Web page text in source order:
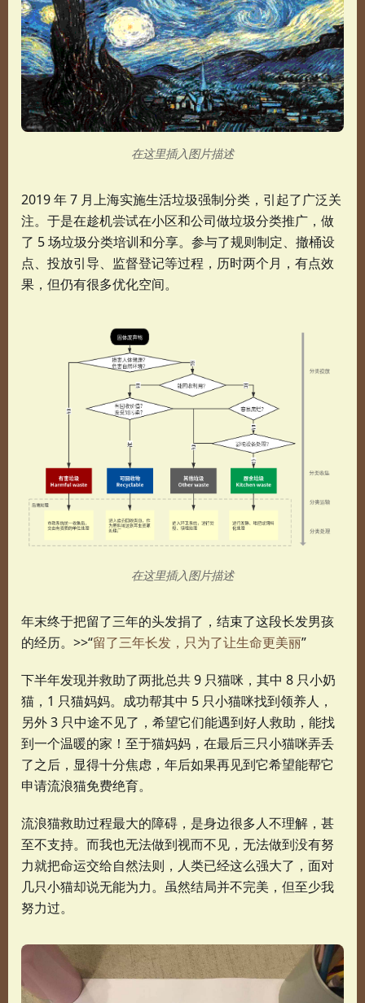
在这里插入图片描述
2019 年 7 月上海实施生活垃圾强制分类，引起了广泛关
注。于是在趁机尝试在小区和公司做垃圾分类推广，做
了 5 场垃圾分类培训和分享。参与了规则制定、撤桶设
点、投放引导、监督登记等过程，历时两个月，有点效
果，但仍有很多优化空间。
在这里插入图片描述
年末终于把留了三年的头发捐了，结束了这段长发男孩
的经历。>>“留了三年长发，只为了让生命更美丽”
下半年发现并救助了两批总共 9 只猫咪，其中 8 只小奶
猫，1 只猫妈妈。成功帮其中 5 只小猫咪找到领养人，
另外 3 只中途不见了，希望它们能遇到好人救助，能找
到一个温暖的家！至于猫妈妈，在最后三只小猫咪弄丢
了之后，显得十分焦虑，年后如果再见到它希望能帮它
申请流浪猫免费绝育。
流浪猫救助过程最大的障碍，是身边很多人不理解，甚
至不支持。而我也无法做到视而不见，无法做到没有努
力就把命运交给自然法则，人类已经这么强大了，面对
几只小猫却说无能为力。虽然结局并不完美，但至少我
努力过。